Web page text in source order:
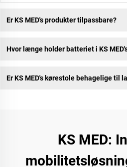
Er KS MED's produkter tilpassbare?
Hvor længe holder batteriet i KS
Er KS MED's kørestole behagelige til
KS MED: